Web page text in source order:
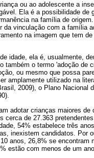
ou ao adolescente a
Ela é a possibilidade de
na família de
da vinculação com a família
na imagem que tem
idade, ela é, usualmente,
também o termo 'adoção de
ou mesmo que possa
amplamente utilizado na
2009), o Plano Nacional
adotar crianças maiores
cerca de 27.363
54% estabelece três
inexistem candidatos. Por
anos, 26,8% se encontram
estão com menos de um